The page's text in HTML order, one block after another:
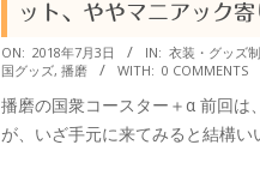
ット、ややマニアック寄
2018-
07-
03
ON: 2018年7月3日 IN: 衣装・グッズ
国グッズ, 播磨 WITH: 0 COMMENTS
播磨の国衆コースター＋α 前回は
が、いざ手元に来てみると結構い